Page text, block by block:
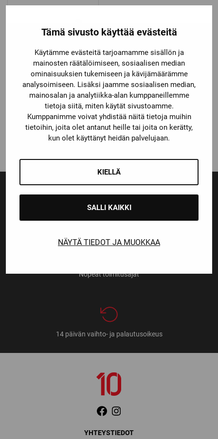
Tämä sivusto käyttää evästeitä
Käytämme evästeitä tarjoamamme sisällön ja
mainosten räätälöimiseen, sosiaalisen median
ominaisuuksien tukemiseen ja kävijämäärämme
analysoimiseen. Lisäksi jaamme sosiaalisen median,
mainosalan ja analytiikka-alan kumppaneillemme
tietoja siitä, miten käytät sivustoamme.
Kumppanimme voivat yhdistää näitä tietoja muihin
tietoihin, joita olet antanut heille tai joita on kerätty,
kun olet käyttänyt heidän palvelujaan.
KIELLÄ
SALLI KAIKKI
NÄYTÄ TIEDOT JA MUOKKAA
Bauer
BAUER VISIIRI EURO
PRO
47,90€
Nopeat toimitusajat
14 päivän vaihto- ja palautusoikeus
YHTEYSTIEDOT